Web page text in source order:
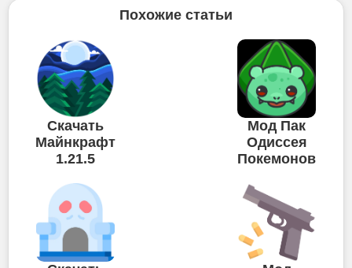
Похожие статьи
Скачать
Майнкрафт
1.21.5
Мод Пак
Одиссея
Покемонов